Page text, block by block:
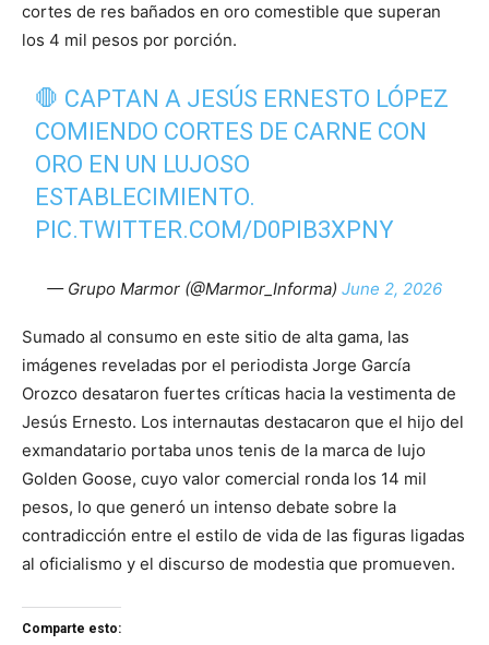
cortes de res bañados en oro comestible que superan
los 4 mil pesos por porción.
🛑 CAPTAN A JESÚS ERNESTO LÓPEZ
COMIENDO CORTES DE CARNE CON
ORO EN UN LUJOSO
ESTABLECIMIENTO.
PIC.TWITTER.COM/D0PIB3XPNY
— Grupo Marmor (@Marmor_Informa) June 2, 2026
Sumado al consumo en este sitio de alta gama, las
imágenes reveladas por el periodista Jorge García
Orozco desataron fuertes críticas hacia la vestimenta de
Jesús Ernesto. Los internautas destacaron que el hijo del
exmandatario portaba unos tenis de la marca de lujo
Golden Goose, cuyo valor comercial ronda los 14 mil
pesos, lo que generó un intenso debate sobre la
contradicción entre el estilo de vida de las figuras ligadas
al oficialismo y el discurso de modestia que promueven.
Comparte esto: